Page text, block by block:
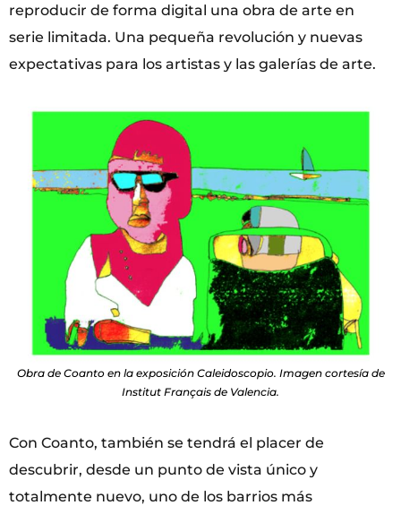
reproducir de forma digital una obra de arte en
serie limitada. Una pequeña revolución y nuevas
expectativas para los artistas y las galerías de arte.
Obra de Coanto en la exposición Caleidoscopio. Imagen cortesía de
Institut Français de Valencia.
Con Coanto, también se tendrá el placer de
descubrir, desde un punto de vista único y
totalmente nuevo, uno de los barrios más